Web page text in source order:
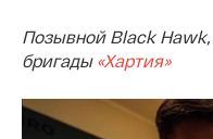
Позывной Black
бригады «Хартия»